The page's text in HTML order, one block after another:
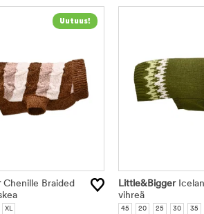
Chenille Braided
XL
Little&Bigger
vihreä
45 20 25 30 35